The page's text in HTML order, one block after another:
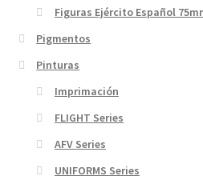
Figuras Ejército Español
Pigmentos
Pinturas
Imprimación
FLIGHT Series
AFV Series
UNIFORMS Series